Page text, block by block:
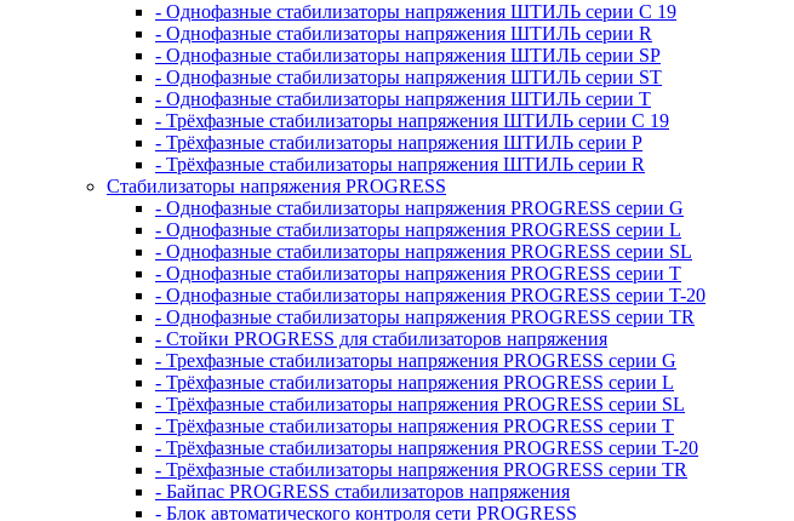
- Однофазные стабилизаторы напряжения ШТИЛЬ серии C 19
- Однофазные стабилизаторы напряжения ШТИЛЬ серии R
- Однофазные стабилизаторы напряжения ШТИЛЬ серии SP
- Однофазные стабилизаторы напряжения ШТИЛЬ серии ST
- Однофазные стабилизаторы напряжения ШТИЛЬ серии T
- Трёхфазные стабилизаторы напряжения ШТИЛЬ серии C 19
- Трёхфазные стабилизаторы напряжения ШТИЛЬ серии P
- Трёхфазные стабилизаторы напряжения ШТИЛЬ серии R
Стабилизаторы напряжения PROGRESS
- Однофазные стабилизаторы напряжения PROGRESS серии G
- Однофазные стабилизаторы напряжения PROGRESS серии L
- Однофазные стабилизаторы напряжения PROGRESS серии SL
- Однофазные стабилизаторы напряжения PROGRESS серии T
- Однофазные стабилизаторы напряжения PROGRESS серии T-20
- Однофазные стабилизаторы напряжения PROGRESS серии TR
- Стойки PROGRESS для стабилизаторов напряжения
- Трехфазные стабилизаторы напряжения PROGRESS серии G
- Трёхфазные стабилизаторы напряжения PROGRESS серии L
- Трёхфазные стабилизаторы напряжения PROGRESS серии SL
- Трёхфазные стабилизаторы напряжения PROGRESS серии T
- Трёхфазные стабилизаторы напряжения PROGRESS серии T-20
- Трёхфазные стабилизаторы напряжения PROGRESS серии TR
- Байпас PROGRESS стабилизаторов напряжения
- Блок автоматического контроля сети PROGRESS